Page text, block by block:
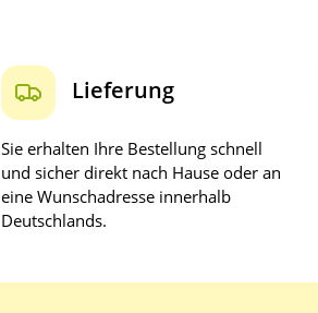
Lieferung
Sie erhalten Ihre Bestellung schnell
und sicher direkt nach Hause oder an
eine Wunschadresse innerhalb
Deutschlands.